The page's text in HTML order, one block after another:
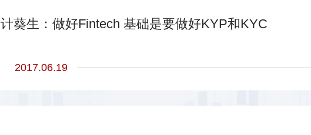
计葵生：做好Fintech 基础是要做好KYP和KYC
2017.06.19